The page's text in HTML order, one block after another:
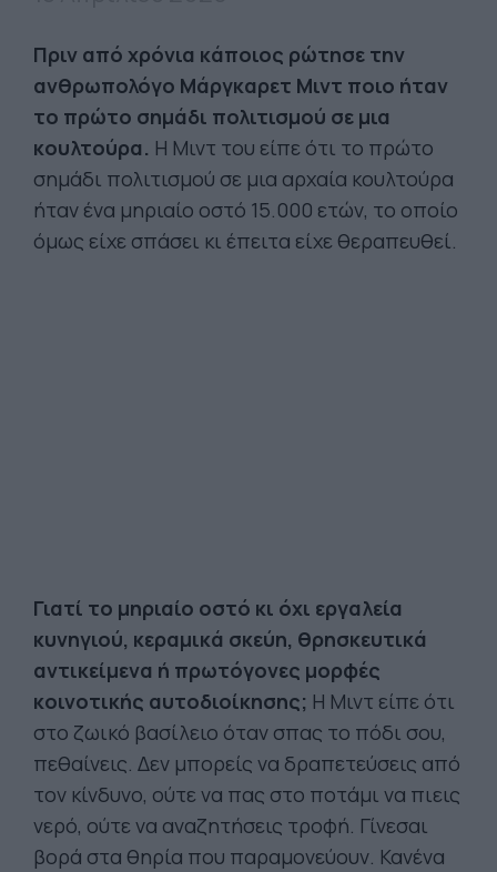
Πριν από χρόνια κάποιος ρώτησε την
ανθρωπολόγο Μάργκαρετ Μιντ ποιο ήταν
το πρώτο σημάδι πολιτισμού σε μια
κουλτούρα. Η Μιντ του είπε ότι το πρώτο
σημάδι πολιτισμού σε μια αρχαία κουλτούρα
ήταν ένα μηριαίο οστό 15.000 ετών, το οποίο
όμως είχε σπάσει κι έπειτα είχε θεραπευθεί.
Γιατί το μηριαίο οστό κι όχι εργαλεία
κυνηγιού, κεραμικά σκεύη, θρησκευτικά
αντικείμενα ή πρωτόγονες μορφές
κοινοτικής αυτοδιοίκησης; Η Μιντ είπε ότι
στο ζωικό βασίλειο όταν σπας το πόδι σου,
πεθαίνεις. Δεν μπορείς να δραπετεύσεις από
τον κίνδυνο, ούτε να πας στο ποτάμι να πιεις
νερό, ούτε να αναζητήσεις τροφή. Γίνεσαι
βορά στα θηρία που παραμονεύουν. Κανένα